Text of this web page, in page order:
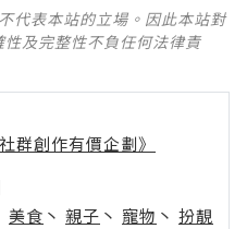
代表本站的立場。因此本站對
及完整性不負任何法律責
群創作有價企劃》
美食 丶 親子 丶 寵物 丶 扮靚